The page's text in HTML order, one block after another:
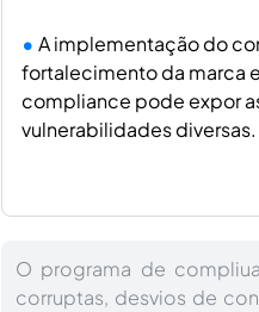
A implementação do
fortalecimento da marca
compliance pode expor
vulnerabilidades diversas.
O programa de
corruptas, desvios de